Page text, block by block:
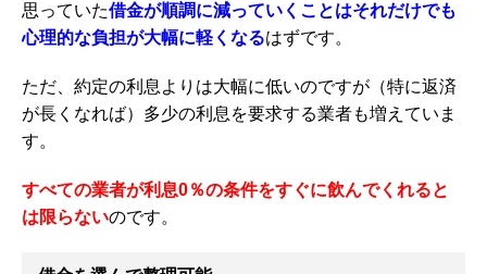
思っていた借金が順調に減っていくことはそれだけでも
心理的な負担が大幅に軽くなるはずです。
ただ、約定の利息よりは大幅に低いのですが（特に返済
が長くなれば）多少の利息を要求する業者も増えていま
す。
すべての業者が利息0％の条件をすぐに飲んでくれると
は限らないのです。